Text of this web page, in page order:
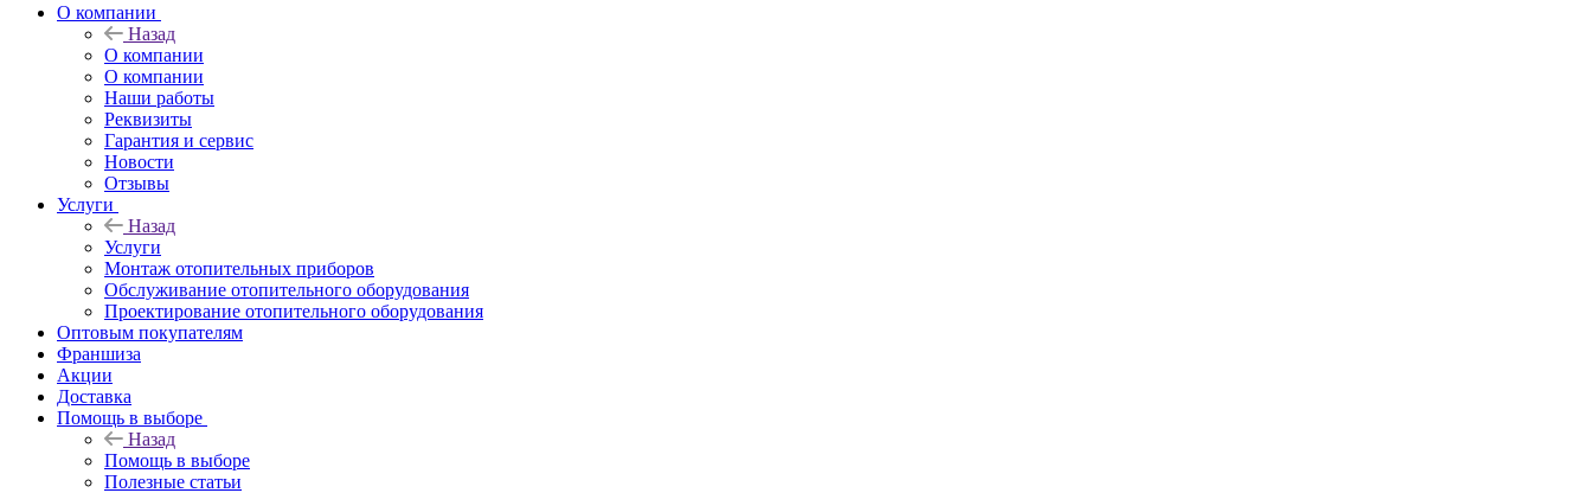
O компании
Назад
O компании
О компании
Наши работы
Реквизиты
Гарантия и сервис
Новости
Отзывы
Услуги
Назад
Услуги
Монтаж отопительных приборов
Обслуживание отопительного оборудования
Проектирование отопительного оборудования
Оптовым покупателям
Франшиза
Акции
Доставка
Помощь в выборе
Назад
Помощь в выборе
Полезные статьи